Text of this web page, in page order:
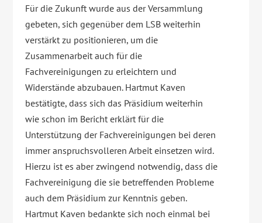
Für die Zukunft wurde aus der Versammlung
gebeten, sich gegenüber dem LSB weiterhin
verstärkt zu positionieren, um die
Zusammenarbeit auch für die
Fachvereinigungen zu erleichtern und
Widerstände abzubauen. Hartmut Kaven
bestätigte, dass sich das Präsidium weiterhin
wie schon im Bericht erklärt für die
Unterstützung der Fachvereinigungen bei deren
immer anspruchsvolleren Arbeit einsetzen wird.
Hierzu ist es aber zwingend notwendig, dass die
Fachvereinigung die sie betreffenden Probleme
auch dem Präsidium zur Kenntnis geben.
Hartmut Kaven bedankte sich noch einmal bei